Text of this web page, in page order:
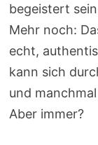
begeistert
Mehr noch:
echt,
kann sich
und
Aber immer?